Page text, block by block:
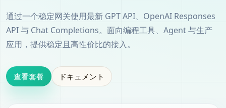
通过一个稳定网关使用最新 GPT API、OpenAI Responses
API 与 Chat Completions。面向编程工具、Agent 与生产
应用，提供稳定且高性价比的接入。
查看套餐 ドキュメント